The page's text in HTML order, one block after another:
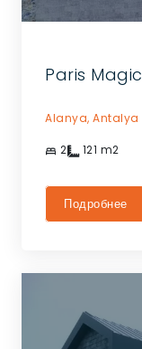
Paris Magic
Alanya, Antalya
2 121 m2
Подробнее